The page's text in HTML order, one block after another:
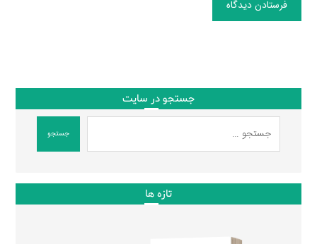
فرستادن دیدگاه
جستجو در سایت
جستجو
تازه ها